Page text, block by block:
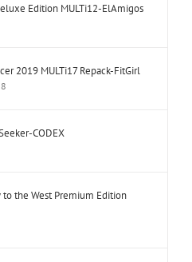
Edition MULTi12-ElAmigos
2019 MULTi17 Repack-FitGirl
CODEX
to the West Premium Edition